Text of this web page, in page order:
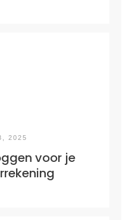
2025
voor je